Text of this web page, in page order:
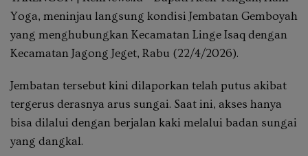
Yoga, meninjau langsung kondisi Jembatan Gemboyah
yang menghubungkan Kecamatan Linge Isaq dengan
Kecamatan Jagong Jeget, Rabu (22/4/2026).
Jembatan tersebut kini dilaporkan telah putus akibat
tergerus derasnya arus sungai. Saat ini, akses hanya
bisa dilalui dengan berjalan kaki melalui badan sungai
yang dangkal.